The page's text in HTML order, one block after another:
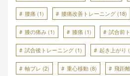
腰痛 (1) 腰痛改善トレーニング (18)
膝の痛み (1) 膝痛 (1) 試合前
試合後トレーニング (1) 起き上がり
軸ブレ (2) 重心移動 (8) 飛距